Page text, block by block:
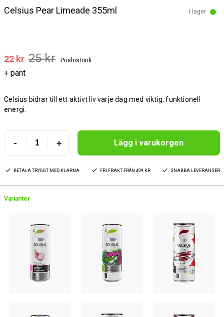
Celsius Pear Limeade 355ml I lager
22 kr 25 kr Prishistorik
+ pant
Celsius bidrar till ett aktivt liv varje dag med viktig, funktionell
energi.
- + Lägg i varukorgen
BETALA TRYGGT MED KLARNA FRI FRAKT FRÅN 499 KR SNABBA LEVERANSER
Varianter